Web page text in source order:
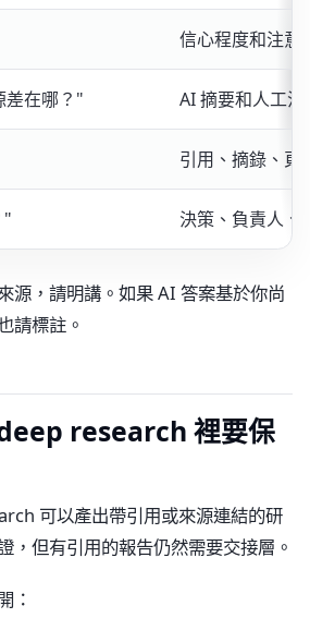
信心程度和注意
差在哪？" AI 摘要和人工
引用、摘錄、頁
" 決策、負責人、
源，請明講。如果 AI 答案基於你尚
請標註。
research 裡要保
可以產出帶引用或來源連結的研
，但有引用的報告仍然需要交接層。
：